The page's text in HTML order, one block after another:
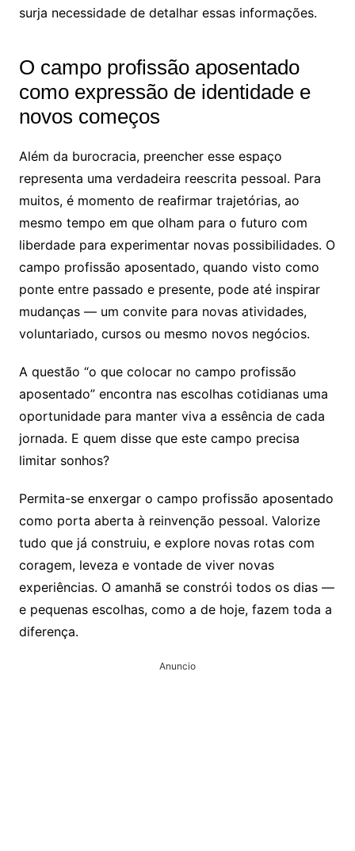
surja necessidade de detalhar essas informações.
O campo profissão aposentado
como expressão de identidade e
novos começos
Além da burocracia, preencher esse espaço
representa uma verdadeira reescrita pessoal. Para
muitos, é momento de reafirmar trajetórias, ao
mesmo tempo em que olham para o futuro com
liberdade para experimentar novas possibilidades. O
campo profissão aposentado, quando visto como
ponte entre passado e presente, pode até inspirar
mudanças — um convite para novas atividades,
voluntariado, cursos ou mesmo novos negócios.
A questão “o que colocar no campo profissão
aposentado” encontra nas escolhas cotidianas uma
oportunidade para manter viva a essência de cada
jornada. E quem disse que este campo precisa
limitar sonhos?
Permita-se enxergar o campo profissão aposentado
como porta aberta à reinvenção pessoal. Valorize
tudo que já construiu, e explore novas rotas com
coragem, leveza e vontade de viver novas
experiências. O amanhã se constrói todos os dias —
e pequenas escolhas, como a de hoje, fazem toda a
diferença.
Anuncio